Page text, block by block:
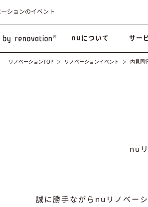
ションのイベント
nuについて サー
リノベーションTOP リノベーションイベント 内見同
nu
誠に勝手ながらnuリノベー